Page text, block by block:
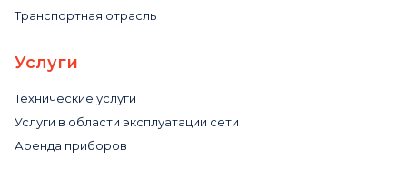
Транспортная отрасль
Услуги
Технические услуги
Услуги в области эксплуатации сети
Аренда приборов